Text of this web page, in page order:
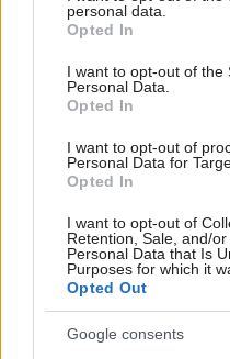
grant or deny consent to
use your data for below
consent section.
personal data.
Opted In
I want to opt-out of the
Personal Data.
Opted In
I want to opt-out of
Personal Data for
Opted In
I want to opt-out of
Retention, Sale, and/
Personal Data that Is
Purposes for which it
Opted Out
Google consents
ponúka únik do